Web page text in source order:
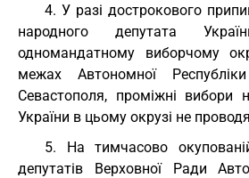
4. У разі дострокового
народного депутата
одномандатному виборчому
межах Автономної
Севастополя, проміжні вибори
України в цьому окрузі не
5. На тимчасово
депутатів Верховної Ради